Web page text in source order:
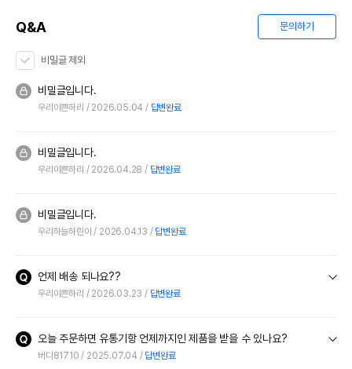
Q&A 문의하기
비밀글 제외
비밀글입니다.
우리이쁜하리 2026.05.04 답변완료
비밀글입니다.
우리이쁜하리 2026.04.28 답변완료
비밀글입니다.
우리하늘하린이 2026.04.13 답변완료
언제 배송 되나요??
우리이쁜하리 2026.03.23 답변완료
오늘 주문하면 유통기항 언제까지인 제품을 받을 수 있나요?
버디81710 2025.07.04 답변완료